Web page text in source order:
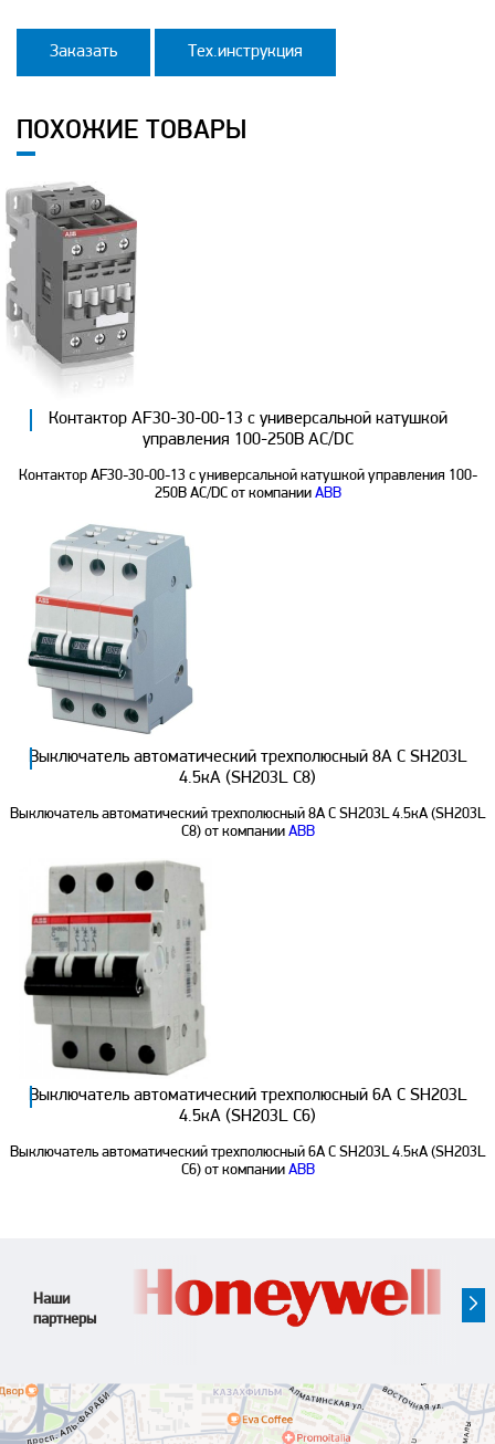
Заказать Тех.инструкция
ПОХОЖИЕ ТОВАРЫ
Контактор AF30-30-00-13 с универсальной катушкой
управления 100-250B AC/DC
Контактор AF30-30-00-13 с универсальной катушкой управления 100-
250B AC/DC от компании ABB
Выключатель автоматический трехполюсный 8А С SH203L
4.5кА (SH203L C8)
Выключатель автоматический трехполюсный 8А С SH203L 4.5кА (SH203L
C8) от компании ABB
Выключатель автоматический трехполюсный 6А С SH203L
4.5кА (SH203L C6)
Выключатель автоматический трехполюсный 6А С SH203L 4.5кА (SH203L
C6) от компании ABB
Наши
партнеры